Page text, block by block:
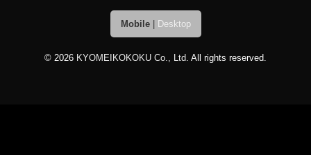
Mobile| Desktop
© 2026 KYOMEIKOKOKU Co., Ltd . All rights reserved.